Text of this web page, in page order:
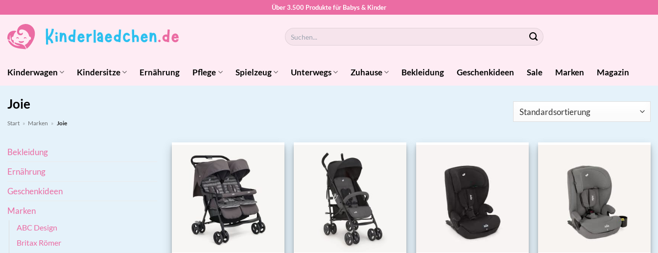
springen
Über 3.500 Produkte für Babys & Kinder
Suchen
nach:
Kinderwagen Kindersitze Ernährung Pflege Spielzeug Unterwegs Zuhause Bekleidung Geschenkideen Sale Marken Magazin
Joie
Start » Marken » Joie
Bekleidung
Ernährung
Geschenkideen
Marken
ABC Design
Britax Römer